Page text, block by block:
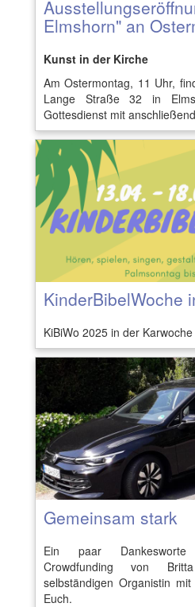
Elmshorn" an
Kunst in der Kirche
Am Ostermontag, 11 Uhr,
Lange Straße 32 in
Gottesdienst mit
KinderBibelWoche
KiBiWo 2025 in der Karwoche
Gemeinsam stark
Ein paar Dankesworte
Crowdfunding von
selbständigen Organistin
Euch.